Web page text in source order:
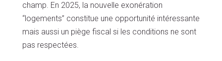
champ. En 2025, la nouvelle exonération
“logements” constitue une opportunité intéressante
mais aussi un piège fiscal si les conditions ne sont
pas respectées.